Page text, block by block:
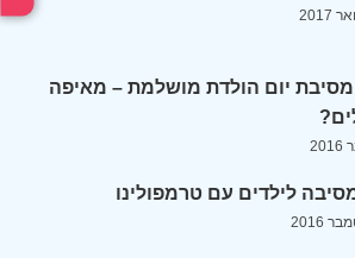
יום הולדת מושלמת – מאיפה
לילדים עם טרמפולינו